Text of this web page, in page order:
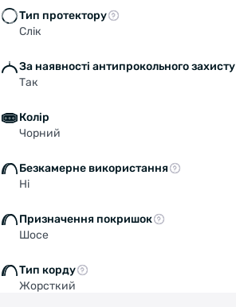
Тип протектору
Слік
За наявності антипрокольного захисту
Так
Колір
Чорний
Безкамерне використання
Ні
Призначення покришок
Шосе
Тип корду
Жорсткий